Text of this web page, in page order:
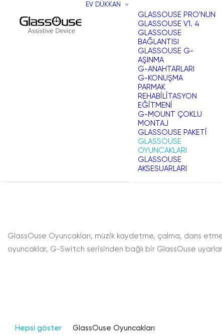
EV DÜKKAN
GLASSOUSE PRO'NUN
GLASSOUSE V1. 4
GLASSOUSE
BAĞLANTISI
GLASSOUSE G-
AŞINMA
G-ANAHTARLARI
G-KONUŞMA
PARMAK
REHABILITASYON
EĞITMENI
G-MOUNT ÇOKLU
MONTAJ
GLASSOUSE PAKETI
GLASSOUSE
OYUNCAKLARI
GLASSOUSE
AKSESUARLARI
GlassOuse Oyuncakları, müzik kaydetme, çalma, dans
oyuncaklar, G-Switch serisinden bağlı bir GlassOuse
Hepsi göster GlassOuse Oyuncakları